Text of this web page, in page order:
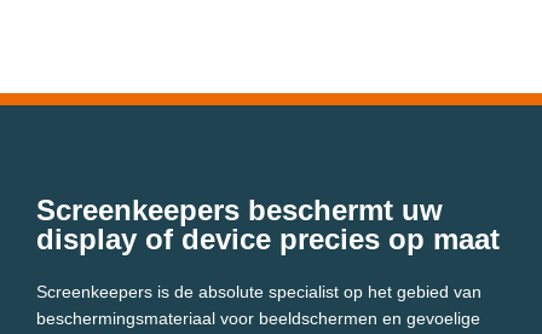
Screenkeepers beschermt uw
display of device precies op maat
Screenkeepers is de absolute specialist op het gebied van
beschermingsmateriaal voor beeldschermen en gevoelige